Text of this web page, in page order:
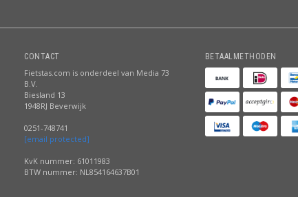
CONTACT
Fietstas.com is onderdeel van Media 73
B.V.
Biesland 13
1948RJ Beverwijk
0251-748741
[email protected]
KvK nummer: 61011983
BTW nummer: NL854164637B01
BETAALMETHODEN